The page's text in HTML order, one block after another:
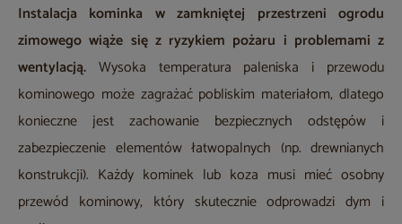
Instalacja kominka w zamkniętej przestrzeni ogrodu
zimowego wiąże się z ryzykiem pożaru i problemami z
wentylacją. Wysoka temperatura paleniska i przewodu
kominowego może zagrażać pobliskim materiałom, dlatego
konieczne jest zachowanie bezpiecznych odstępów i
zabezpieczenie elementów łatwopalnych (np. drewnianych
konstrukcji). Każdy kominek lub koza musi mieć osobny
przewód kominowy, który skutecznie odprowadzi dym i